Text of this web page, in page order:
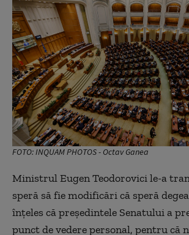
FOTO: INQUAM PHOTOS - Octav Ganea
Ministrul Eugen Teodorovici le-a
speră să fie modificări că speră
înțeles că președintele Senatului a
punct de vedere personal, pentru că